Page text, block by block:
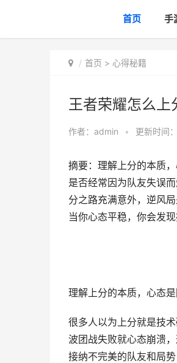
首页 手
首页 > 心得秘籍
王者荣耀怎么上
作者： admin • 更新时间
摘要：理解上分的本质
是否经常因为队友失误
分之路充满意外，逆风
当你心态平稳，你会发
理解上分的本质，心态
很多人以为上分就是技
波团战失败就心态崩溃
接纳不完美的队友和局